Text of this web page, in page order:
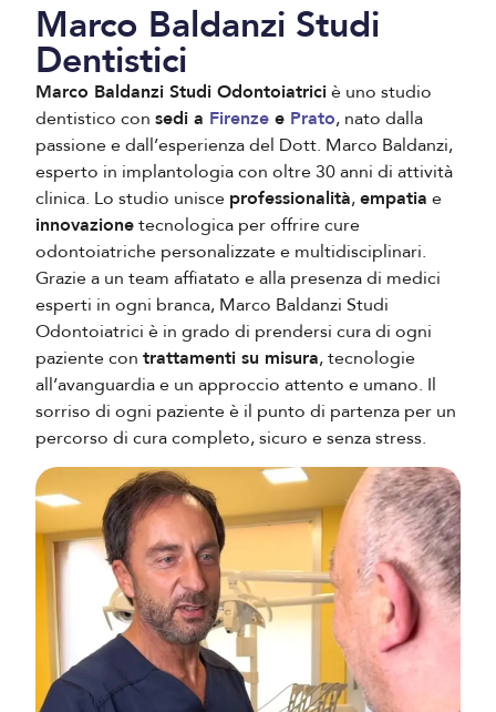
Marco Baldanzi Studi
Dentistici
Marco Baldanzi Studi Odontoiatriciè uno studio
dentistico con sedi a Firenze e Prato, nato dalla
passione e dall’esperienza del Dott. Marco Baldanzi,
esperto in implantologia con oltre 30 anni di attività
clinica. Lo studio unisce professionalità,empatia e
innovazionetecnologica per offrire cure
odontoiatriche personalizzate e multidisciplinari.
Grazie a un team affiatato e alla presenza di medici
esperti in ogni branca, Marco Baldanzi Studi
Odontoiatrici è in grado di prendersi cura di ogni
paziente con trattamenti su misura, tecnologie
all’avanguardia e un approccio attento e umano. Il
sorriso di ogni paziente è il punto di partenza per un
percorso di cura completo, sicuro e senza stress.